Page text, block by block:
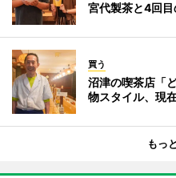
宮代製茶と4回
買う
沼津の喫茶店「
物スタイル、現
もっ